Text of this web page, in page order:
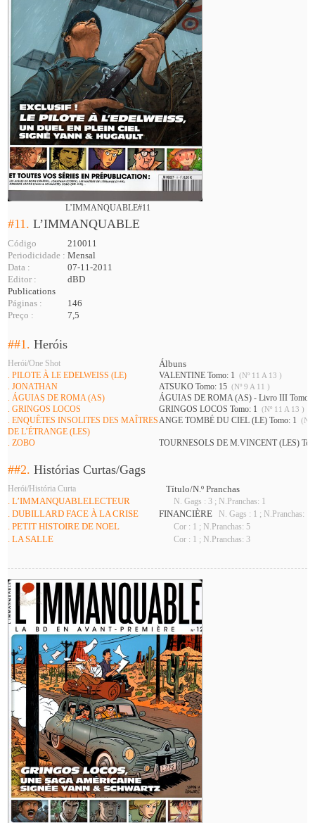
L’IMMANQUABLE#11
#11.L’IMMANQUABLE
Código
210011
Periodicidade : Mensal
Data :
07-11-2011
Editor :
dBD
Publications
Páginas :
146
Preço :
7,5
##1.Heróis
Herói/One Shot Álbuns
. PILOTE À LE EDELWEISS (LE) VALENTINE Tomo: 1 (Nº 11 A 13 )
. JONATHAN ATSUKO Tomo: 15 (Nº 9 A 11 )
. ÁGUIAS DE ROMA (AS)
ÁGUIAS DE ROMA (AS) - Livro III Tomo:
. GRINGOS LOCOS
GRINGOS LOCOS Tomo: 1 (Nº 11 A 13 )
. ENQUÊTES INSOLITES DES MAÎTRES
DE L’ÉTRANGE (LES)
ANGE TOMBÉ DU CIEL (LE) Tomo: 1 (Nº
. ZOBO TOURNESOLS DE M.VINCENT (LES)
##2.Histórias Curtas/Gags
Herói/História Curta
Título/N.º Pranchas
. L’IMMANQUABLELECTEUR
N. Gags : 3 ; N.Pranchas: 1
. DUBILLARD FACE À LA CRISE FINANCIÈRE N. Gags : 1 ; N.Pranchas: 1
. PETIT HISTOIRE DE NOEL Cor : 1 ; N.Pranchas: 5
. LA SALLE Cor : 1 ; N.Pranchas: 3